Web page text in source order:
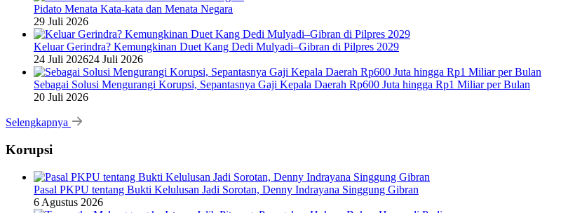
Pidato Menata Kata-kata dan Menata Negara
29 Juli 2026
Keluar Gerindra? Kemungkinan Duet Kang Dedi Mulyadi–Gibran di Pilpres 2029
24 Juli 202624 Juli 2026
Sebagai Solusi Mengurangi Korupsi, Sepantasnya Gaji Kepala Daerah Rp600 Juta hingga Rp1 Miliar per Bulan
20 Juli 2026
Selengkapnya
Korupsi
Pasal PKPU tentang Bukti Kelulusan Jadi Sorotan, Denny Indrayana Singgung Gibran
6 Agustus 2026